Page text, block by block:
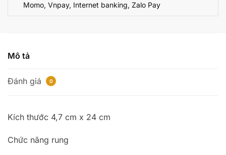
lượngMomo, Vnpay, Internet banking, Zalo Pay
Mô tả
Đánh giá 0
Kích thước 4,7 cm x 24 cm
Chức năng rung